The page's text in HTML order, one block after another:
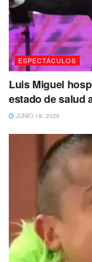
ESPECTÁCULOS
Luis Miguel
estado de salud
JUNIO 18, 2026